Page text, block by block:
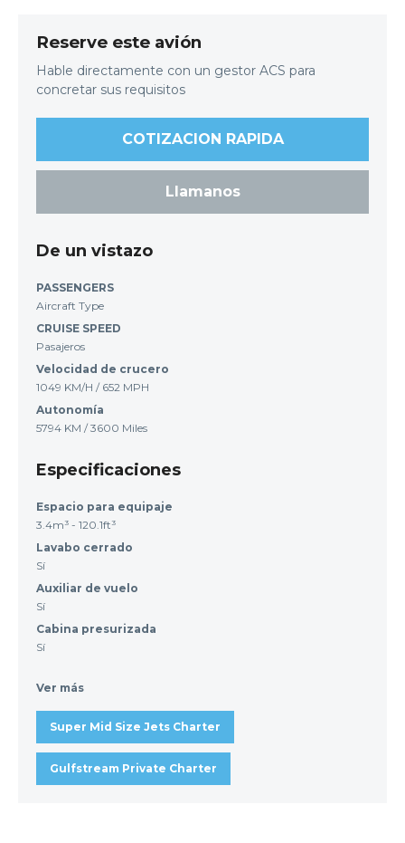
Reserve este avión
Hable directamente con un gestor ACS para
concretar sus requisitos
COTIZACION RAPIDA
Llamanos
De un vistazo
PASSENGERS
Aircraft Type
CRUISE SPEED
Pasajeros
Velocidad de crucero
1049 KM/H / 652 MPH
Autonomía
5794 KM / 3600 Miles
Especificaciones
Espacio para equipaje
3.4m³ - 120.1ft³
Lavabo cerrado
Sí
Auxiliar de vuelo
Sí
Cabina presurizada
Sí
Ver más
Super Mid Size Jets Charter
Gulfstream Private Charter